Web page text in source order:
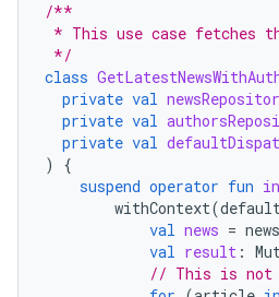
/**
* This use case fetches
*/
class
private val
private val
private val
)
{
suspend operator fun
withContext(
val news =
val result :
// This is not